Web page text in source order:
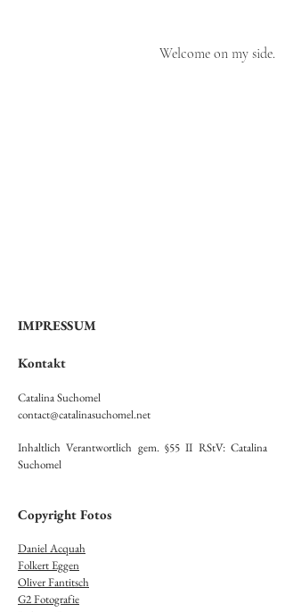
Welcome on my side.
IMPRESSUM
Kontakt
Catalina Suchomel
contact@catalinasuchomel.net
Inhaltlich Verantwortlich gem. §55 II RStV: Catalina
Suchomel
Copyright Fotos
Daniel Acquah
Folkert Eggen
Oliver Fantitsch
G2 Fotografie